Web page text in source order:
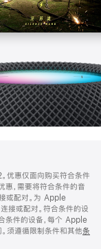
优惠仅面向购买符合条件
，需要将符合条件的音
或配对。为 Apple
接或配对。符合条件的设
条件的设备，每个 Apple
须遵循限制条件和其他条